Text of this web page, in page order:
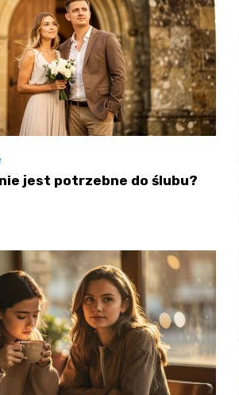
jest potrzebne do ślubu?